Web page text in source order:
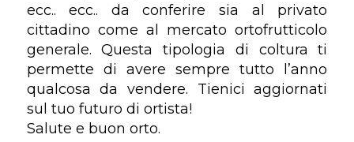
ecc.. ecc.. da conferire sia al privato
cittadino come al mercato ortofrutticolo
generale. Questa tipologia di coltura ti
permette di avere sempre tutto l’anno
qualcosa da vendere. Tienici aggiornati
sul tuo futuro di ortista!
Salute e buon orto.